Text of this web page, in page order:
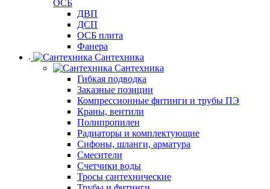
ОСБ
ДВП
ДСП
ОСБ плита
Фанера
Сантехника
Сантехника
Гибкая подводка
Заказные позиции
Компрессионные фитинги и трубы ПЭ
Краны, вентили
Полипропилен
Радиаторы и комплектующие
Сифоны, шланги, арматура
Смесители
Счетчики воды
Тросы сантехнические